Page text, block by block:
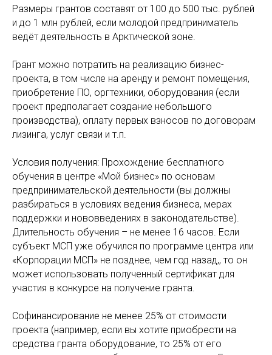
Размеры грантов составят от 100 до 500 тыс. рублей
и до 1 млн рублей, если молодой предприниматель
ведёт деятельность в Арктической зоне.
Грант можно потратить на реализацию бизнес-
проекта, в том числе на аренду и ремонт помещения,
приобретение ПО, оргтехники, оборудования (если
проект предполагает создание небольшого
производства), оплату первых взносов по договорам
лизинга, услуг связи и т.п.
Условия получения: Прохождение бесплатного
обучения в центре «Мой бизнес» по основам
предпринимательской деятельности (вы должны
разбираться в условиях ведения бизнеса, мерах
поддержки и нововведениях в законодательстве).
Длительность обучения – не менее 16 часов. Если
субъект МСП уже обучился по программе центра или
«Корпорации МСП» не позднее, чем год назад,, то он
может использовать полученный сертификат для
участия в конкурсе на получение гранта.
Софинансирование не менее 25% от стоимости
проекта (например, если вы хотите приобрести на
средства гранта оборудование, то 25% от его